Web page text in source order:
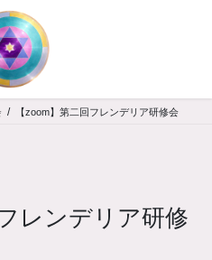
【zoom】第二回フレンデリア研修会
レンデリア研修